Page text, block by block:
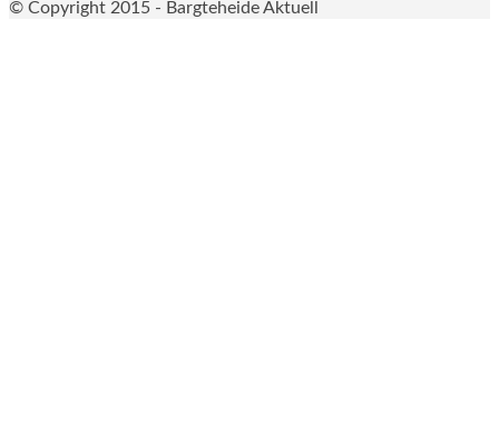
© Copyright 2015 - Bargteheide Aktuell